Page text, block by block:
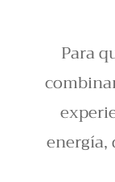
Para
energía,